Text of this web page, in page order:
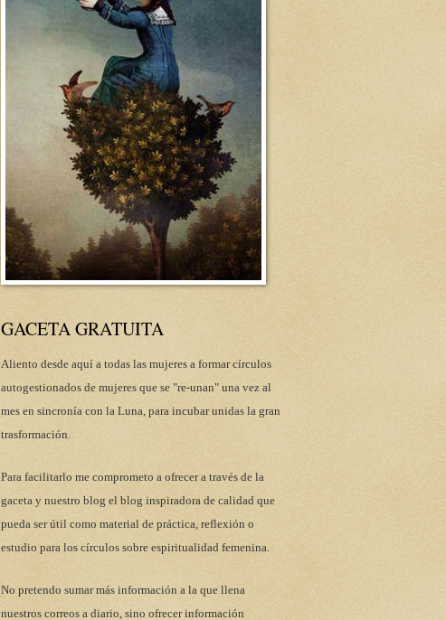
GACETA GRATUITA
Aliento desde aquí a todas las mujeres a formar círculos
autogestionados de mujeres que se "re-unan" una vez al
mes en sincronía con la Luna, para incubar unidas la gran
trasformación.
Para facilitarlo me comprometo a ofrecer a través de la
gaceta y nuestro blog el blog inspiradora de calidad que
pueda ser útil como material de práctica, reflexión o
estudio para los círculos sobre espiritualidad femenina.
No pretendo sumar más información a la que llena
nuestros correos a diario, sino ofrecer información